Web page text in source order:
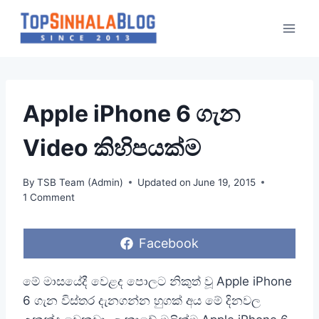
Skip
content
Apple iPhone 6 ගැන
Video කිහිපයක්ම
By TSB Team (Admin) Updated on June 19, 2015
1 Comment
S
h
r
o
Facebook
මේ මාසයේදී වෙළද පොලට නිකුත් වූ Apple iPhone
6 ගැන විස්තර දැනගන්න හුගක් අය මේ දිනවල